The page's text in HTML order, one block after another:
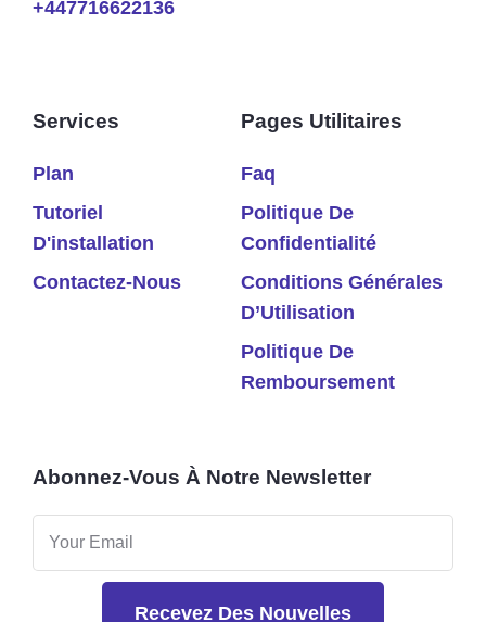
+447716622136
Services
Plan
Tutoriel
D'installation
Contactez-Nous
Pages Utilitaires
Faq
Politique De
Confidentialité
Conditions Générales
D’Utilisation
Politique De
Remboursement
Abonnez-Vous À Notre Newsletter
Recevez Des Nouvelles